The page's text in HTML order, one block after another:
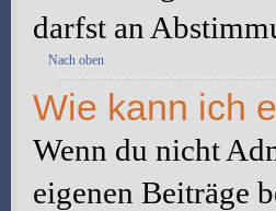
darfst an
Nach oben
Wie kann ich
Wenn du nicht
eigenen Beiträge